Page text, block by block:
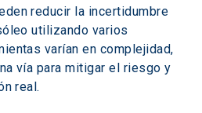
reducir la incertidumbre
utilizando varios
varían en complejidad,
vía para mitigar el riesgo y
real.